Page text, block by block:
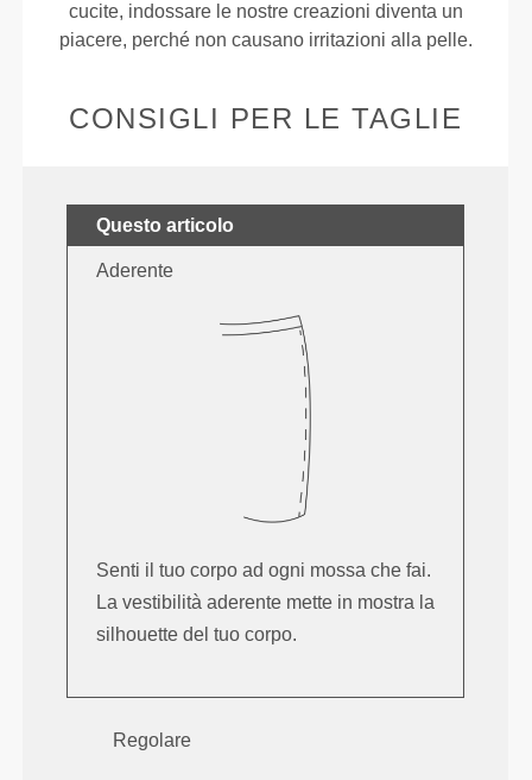
cucite, indossare le nostre creazioni diventa un
piacere, perché non causano irritazioni alla pelle.
CONSIGLI PER LE TAGLIE
Questo articolo
Aderente
Senti il tuo corpo ad ogni mossa che fai.
La vestibilità aderente mette in mostra la
silhouette del tuo corpo.
Regolare